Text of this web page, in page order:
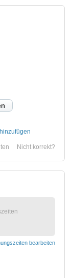
Nicht korrekt?
bearbeiten